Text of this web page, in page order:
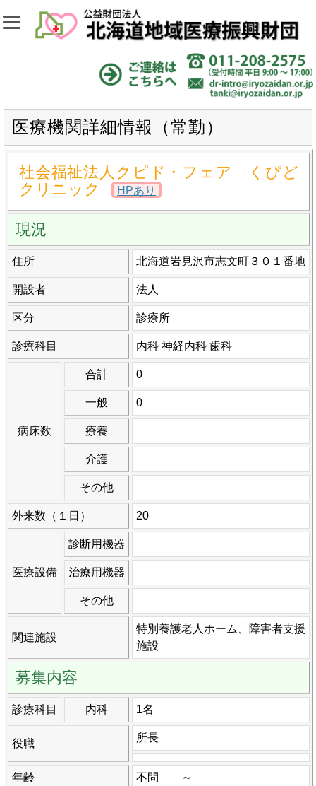
医療機関詳細情報（常勤）
社会福祉法人クピド・フェア くぴど
クリニック
HPあり
現況
住所 北海道岩見沢市志文町３０１番地
開設者 法人
区分 診療所
診療科目 内科 神経内科 歯科
病床数
合計 0
一般 0
療養
介護
その他
外来数（１日） 20
医療設備
診断用機器
治療用機器
その他
関連施設
特別養護老人ホーム、障害者支援
施設
募集内容
診療科目 内科 1名
役職 所長
年齢 不問 ～